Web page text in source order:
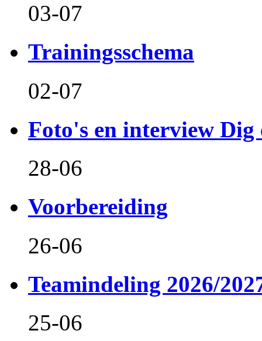
03-07
Trainingsschema
02-07
Foto's en interview Dig
28-06
Voorbereiding
26-06
Teamindeling 2026/
25-06